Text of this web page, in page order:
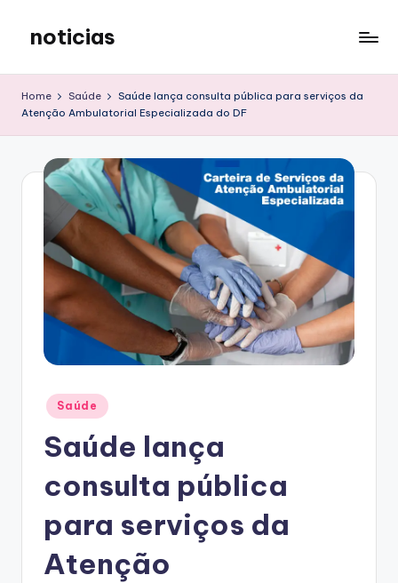
content
noticias
Home Saúde
Saúde lança consulta pública para serviços da
Atenção Ambulatorial Especializada do DF
Posted
in
Saúde
Saúde lança
consulta pública
para serviços da
Atenção